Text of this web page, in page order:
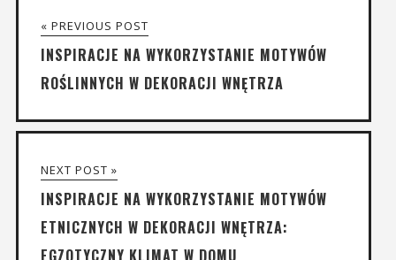
« PREVIOUS POST
INSPIRACJE NA WYKORZYSTANIE MOTYWÓW
ROŚLINNYCH W DEKORACJI WNĘTRZA
NEXT POST »
INSPIRACJE NA WYKORZYSTANIE MOTYWÓW
ETNICZNYCH W DEKORACJI WNĘTRZA:
EGZOTYCZNY KLIMAT W DOMU